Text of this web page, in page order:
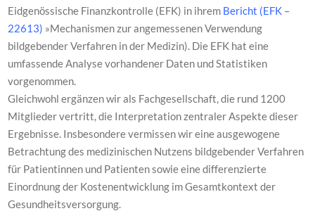
Eidgenössische Finanzkontrolle (EFK) in ihrem Bericht (EFK –
22613) »Mechanismen zur angemessenen Verwendung
bildgebender Verfahren in der Medizin). Die EFK hat eine
umfassende Analyse vorhandener Daten und Statistiken
vorgenommen.
Gleichwohl ergänzen wir als Fachgesellschaft, die rund 1200
Mitglieder vertritt, die Interpretation zentraler Aspekte dieser
Ergebnisse. Insbesondere vermissen wir eine ausgewogene
Betrachtung des medizinischen Nutzens bildgebender Verfahren
für Patientinnen und Patienten sowie eine differenzierte
Einordnung der Kostenentwicklung im Gesamtkontext der
Gesundheitsversorgung.